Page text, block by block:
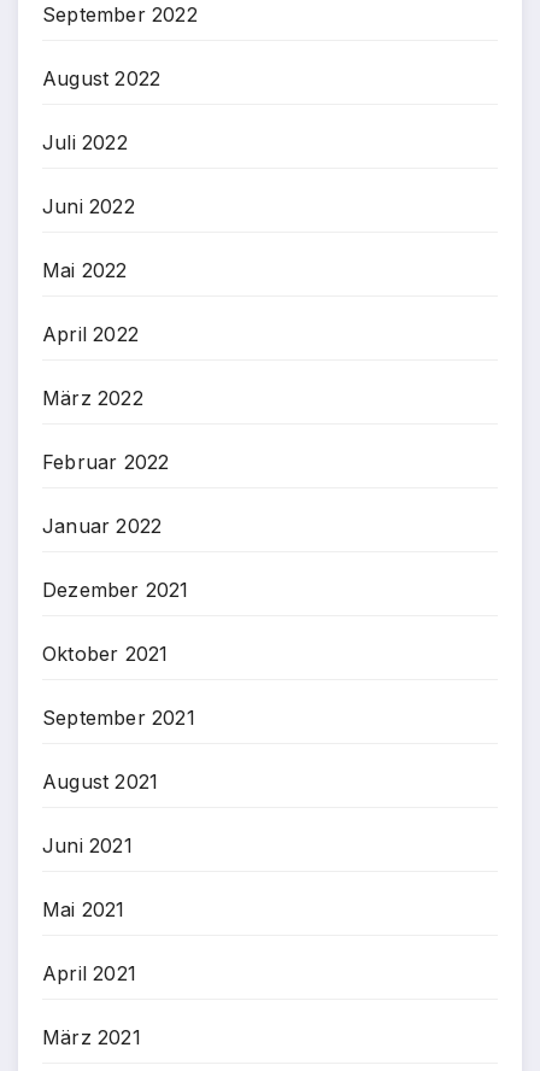
September 2022
August 2022
Juli 2022
Juni 2022
Mai 2022
April 2022
März 2022
Februar 2022
Januar 2022
Dezember 2021
Oktober 2021
September 2021
August 2021
Juni 2021
Mai 2021
April 2021
März 2021